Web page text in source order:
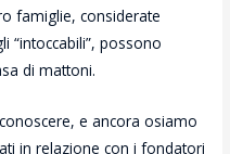
famiglie, considerate
“intoccabili”, possono
di mattoni.
e ancora osiamo
in relazione con i fondatori